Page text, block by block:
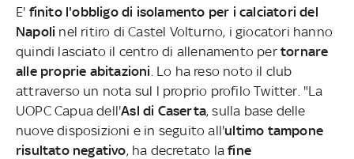
E' finito l'obbligo di isolamento per i calciatori del
Napoli nel ritiro di Castel Volturno, i giocatori hanno
quindi lasciato il centro di allenamento per tornare
alle proprie abitazioni . Lo ha reso noto il club
attraverso un nota sul l proprio profilo Twitter. "La
UOPC Capua dell'Asl di Caserta, sulla base delle
nuove disposizioni e in seguito all'ultimo tampone
risultato negativo, ha decretato lafine